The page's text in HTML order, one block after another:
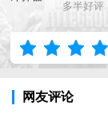
多半好评
网友评论